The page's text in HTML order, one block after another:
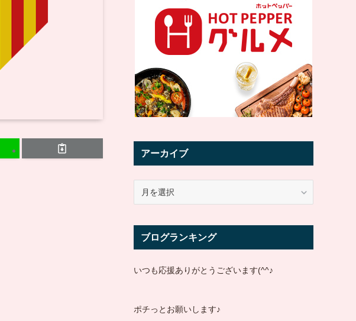
アーカイブ
イ
ブログランキング
いつも応援ありがとうございます(^^♪
ポチっとお願いします♪